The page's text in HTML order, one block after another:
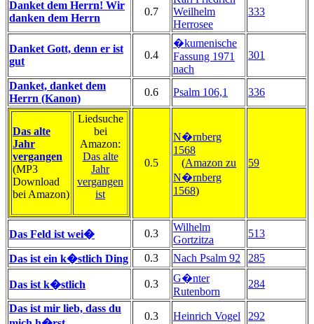
Danket dem Herrn! Wir
danken dem Herrn
0.7
Weilhelm
Herrosee
333
Danket Gott, denn er ist
gut
0.4
�kumenische
Fassung 1971
nach
301
Danket, danket dem
Herrn (Kanon)
0.6 Psalm 106,1 336
Das alte
Jahr
vergangen
(MP3
Download
bei Amazon)
Liedsuche
bei
Amazon:
Das alte
Jahr
vergangen
ist
0.5
N�rnberg
1568
(Amazon zu
N�rnberg
1568)
59
Das Feld ist wei� 0.3
Wilhelm
Gortzitza
513
Das ist ein k�stlich Ding 0.3 Nach Psalm 92 285
Das ist k�stlich 0.3
G�nter
Rutenborn
284
Das ist mir lieb, dass du
0.3 Heinrich Vogel 292